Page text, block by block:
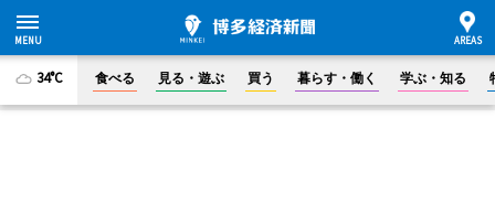
34°C 食べる 見る・遊ぶ 買う 暮らす・働く 学ぶ・知る